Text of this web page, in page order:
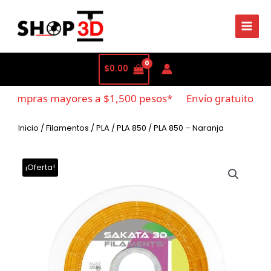
$0.00
mayores a $1,500 pesos* Envío gratuito en
Inicio /Filamentos /PLA /PLA 850 / PLA 850 – Naranja
¡Oferta!